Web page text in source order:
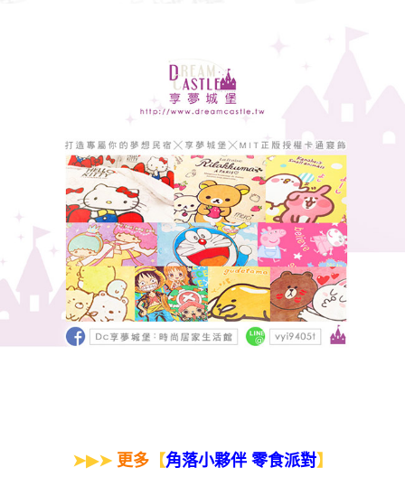
➤▶➤ 更多 【角落小夥伴 零食派對】